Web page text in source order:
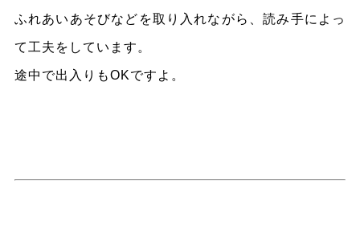
ふれあいあそびなどを取り入れながら、読み手によっ
て工夫をしています。
途中で出入りもOKですよ。